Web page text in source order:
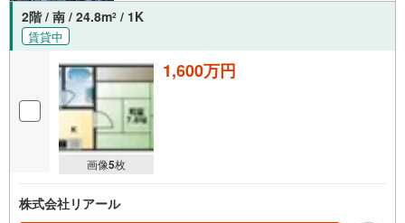
2階 / 南 / 24.8m2 / 1K
賃貸中
画像5枚
1,600万円
株式会社リアール